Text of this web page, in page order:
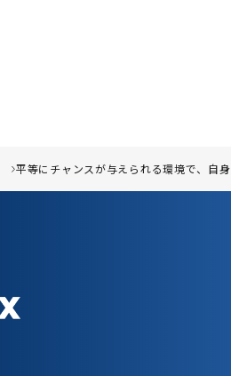
平等にチャンスが与えられる環境で、自